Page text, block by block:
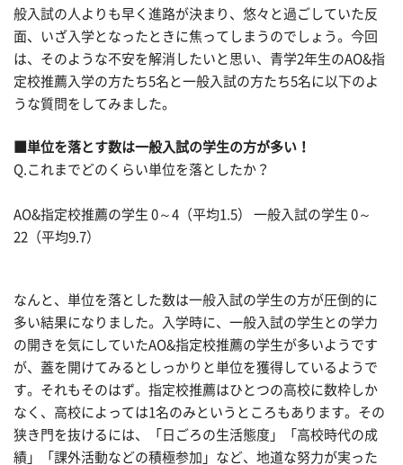
般入試の人よりも早く進路が決まり、悠々と過ごしていた反
面、いざ入学となったときに焦ってしまうのでしょう。今回
は、そのような不安を解消したいと思い、青学2年生のAO&指
定校推薦入学の方たち5名と一般入試の方たち5名に以下のよ
うな質問をしてみました。
■単位を落とす数は一般入試の学生の方が多い！
Q.これまでどのくらい単位を落としたか？
AO&指定校推薦の学生 0～4（平均1.5） 一般入試の学生 0～
22（平均9.7）
なんと、単位を落とした数は一般入試の学生の方が圧倒的に
多い結果になりました。入学時に、一般入試の学生との学力
の開きを気にしていたAO&指定校推薦の学生が多いようです
が、蓋を開けてみるとしっかりと単位を獲得しているようで
す。それもそのはず。指定校推薦はひとつの高校に数枠しか
なく、高校によっては1名のみというところもあります。その
狭き門を抜けるには、「日ごろの生活態度」「高校時代の成
績」「課外活動などの積極参加」など、地道な努力が実った